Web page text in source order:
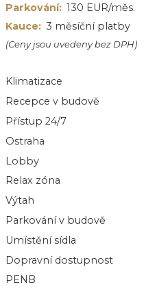
Parkování: 130 EUR/měs.
Kauce: 3 měsíční platby
(Ceny jsou uvedeny bez DPH)
Klimatizace
Recepce v budově
Přístup 24/7
Ostraha
Lobby
Relax zóna
Výtah
Parkování v budově
Umístění sídla
Dopravní dostupnost
PENB